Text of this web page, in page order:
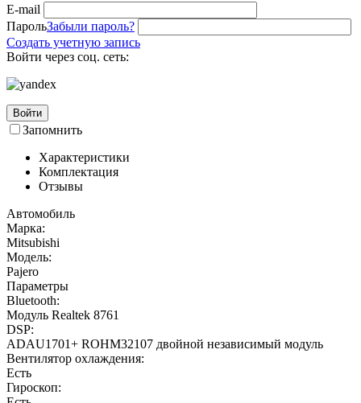
E-mail
ПарольЗабыли пароль?
Создать учетную запись
Войти через соц. сеть:
Войти
Запомнить
Характеристики
Комплектация
Отзывы
Автомобиль
Марка:
Mitsubishi
Модель:
Pajero
Параметры
Bluetooth:
Модуль Realtek 8761
DSP:
ADAU1701+ ROHM32107 двойной независимый модуль
Вентилятор охлаждения:
Есть
Гироскоп: